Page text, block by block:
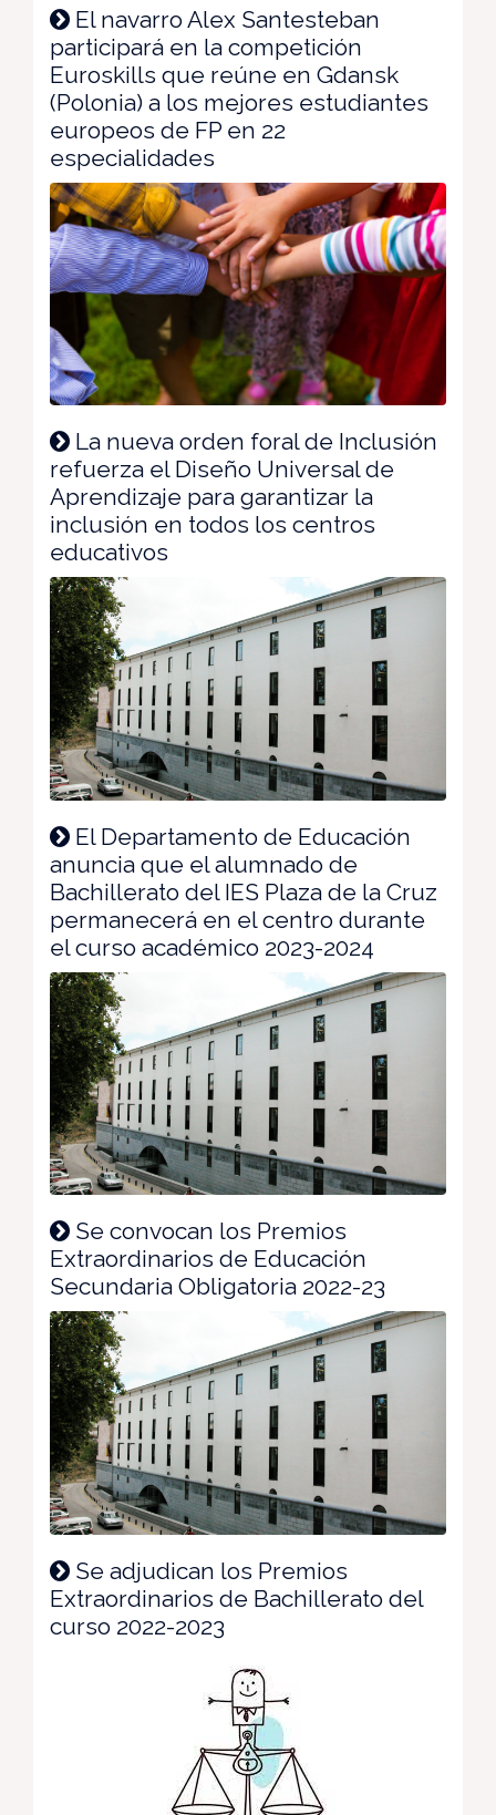
El navarro Alex Santesteban
participará en la competición
Euroskills que reúne en Gdansk
(Polonia) a los mejores estudiantes
europeos de FP en 22
especialidades
La nueva orden foral de Inclusión
refuerza el Diseño Universal de
Aprendizaje para garantizar la
inclusión en todos los centros
educativos
El Departamento de Educación
anuncia que el alumnado de
Bachillerato del IES Plaza de la Cruz
permanecerá en el centro durante
el curso académico 2023-2024
Se convocan los Premios
Extraordinarios de Educación
Secundaria Obligatoria 2022-23
Se adjudican los Premios
Extraordinarios de Bachillerato del
curso 2022-2023